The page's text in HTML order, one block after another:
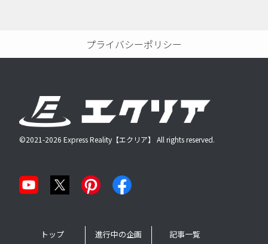
プライバシーポリシー
©2021-2026 Express Reality【エクリア】 All rights reserved.
トップ 進行中の企画 記事一覧